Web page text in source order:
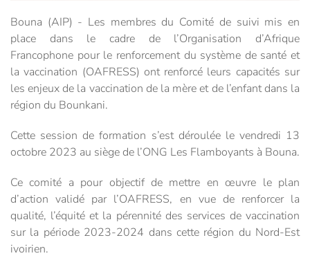
Bouna (AIP) - Les membres du Comité de suivi mis en
place dans le cadre de l’Organisation d’Afrique
Francophone pour le renforcement du système de santé et
la vaccination (OAFRESS) ont renforcé leurs capacités sur
les enjeux de la vaccination de la mère et de l’enfant dans la
région du Bounkani.
Cette session de formation s’est déroulée le vendredi 13
octobre 2023 au siège de l’ONG Les Flamboyants à Bouna.
Ce comité a pour objectif de mettre en œuvre le plan
d’action validé par l’OAFRESS, en vue de renforcer la
qualité, l’équité et la pérennité des services de vaccination
sur la période 2023-2024 dans cette région du Nord-Est
ivoirien.